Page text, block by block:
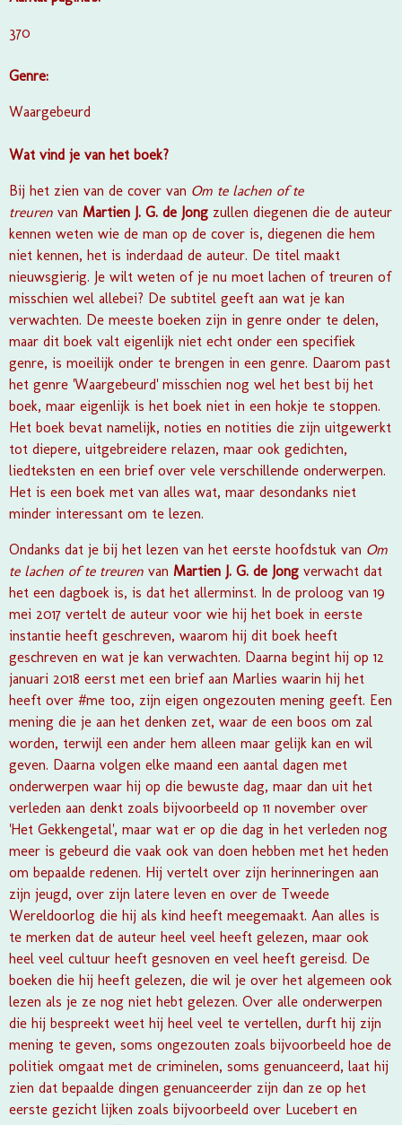
370
Genre:
Waargebeurd
Wat vind je van het boek?
Bij het zien van de cover van Om te lachen of te
treuren van Martien J. G. de Jong zullen diegenen die de auteur
kennen weten wie de man op de cover is, diegenen die hem
niet kennen, het is inderdaad de auteur. De titel maakt
nieuwsgierig. Je wilt weten of je nu moet lachen of treuren of
misschien wel allebei? De subtitel geeft aan wat je kan
verwachten. De meeste boeken zijn in genre onder te delen,
maar dit boek valt eigenlijk niet echt onder een specifiek
genre, is moeilijk onder te brengen in een genre. Daarom past
het genre 'Waargebeurd' misschien nog wel het best bij het
boek, maar eigenlijk is het boek niet in een hokje te stoppen.
Het boek bevat namelijk, noties en notities die zijn uitgewerkt
tot diepere, uitgebreidere relazen, maar ook gedichten,
liedteksten en een brief over vele verschillende onderwerpen.
Het is een boek met van alles wat, maar desondanks niet
minder interessant om te lezen.
Ondanks dat je bij het lezen van het eerste hoofdstuk van Om
te lachen of te treuren van Martien J. G. de Jong verwacht dat
het een dagboek is, is dat het allerminst. In de proloog van 19
mei 2017 vertelt de auteur voor wie hij het boek in eerste
instantie heeft geschreven, waarom hij dit boek heeft
geschreven en wat je kan verwachten. Daarna begint hij op 12
januari 2018 eerst met een brief aan Marlies waarin hij het
heeft over #me too, zijn eigen ongezouten mening geeft. Een
mening die je aan het denken zet, waar de een boos om zal
worden, terwijl een ander hem alleen maar gelijk kan en wil
geven. Daarna volgen elke maand een aantal dagen met
onderwerpen waar hij op die bewuste dag, maar dan uit het
verleden aan denkt zoals bijvoorbeeld op 11 november over
'Het Gekkengetal', maar wat er op die dag in het verleden nog
meer is gebeurd die vaak ook van doen hebben met het heden
om bepaalde redenen. Hij vertelt over zijn herinneringen aan
zijn jeugd, over zijn latere leven en over de Tweede
Wereldoorlog die hij als kind heeft meegemaakt. Aan alles is
te merken dat de auteur heel veel heeft gelezen, maar ook
heel veel cultuur heeft gesnoven en veel heeft gereisd. De
boeken die hij heeft gelezen, die wil je over het algemeen ook
lezen als je ze nog niet hebt gelezen. Over alle onderwerpen
die hij bespreekt weet hij heel veel te vertellen, durft hij zijn
mening te geven, soms ongezouten zoals bijvoorbeeld hoe de
politiek omgaat met de criminelen, soms genuanceerd, laat hij
zien dat bepaalde dingen genuanceerder zijn dan ze op het
eerste gezicht lijken zoals bijvoorbeeld over Lucebert en